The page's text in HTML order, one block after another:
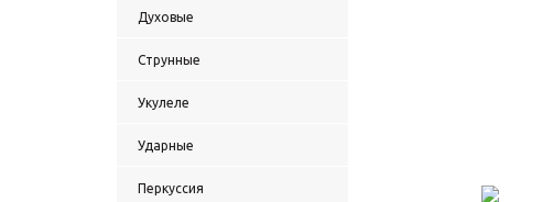
Духовые
Струнные
Укулеле
Ударные
Перкуссия